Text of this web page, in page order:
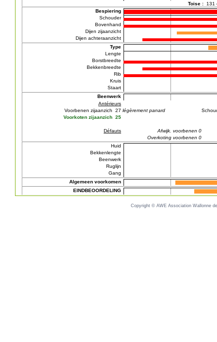
Toise : 131
Bespiering
Schouder
Bovenhand
Dijen zijaanzicht
Dijen achteraanzicht
Type
Lengte
Borstbreedte
Bekkenbreedte
Rib
Kruis
Staart
Beenwerk
Antérieurs
Voorbenen zijaanzich 27
Voorkoten zijaanzich 25
Défauts
légèrement panard
Afwijk. voorbenen 0
Overkoting voorbenen 0
Huid
Bekkenlengte
Beenwerk
Ruglijn
Gang
Algemeen voorkomen
EINDBEOORDELING
Copyright © AWE Association Wallonne